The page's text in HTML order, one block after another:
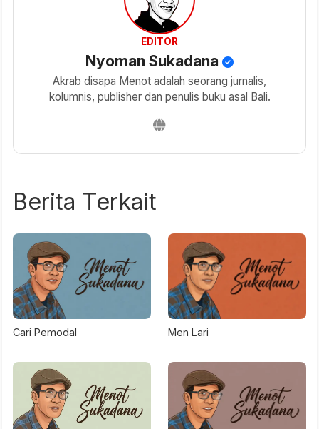
EDITOR
Nyoman Sukadana
Akrab disapa Menot adalah seorang jurnalis,
kolumnis, publisher dan penulis buku asal Bali.
Berita Terkait
Cari Pemodal Men Lari